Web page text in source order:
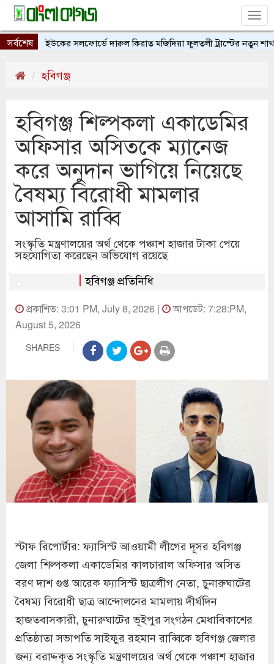
সর্বশেষইউকের সলফোর্ডে দারুল কিরাত মজিদিয়া ফুলতলী ট্রাস্টের নতুন শাখার
হবিগঞ্জ
হবিগঞ্জ শিল্পকলা একাডেমির
অফিসার অসিতকে ম্যানেজ
করে অনুদান ভাগিয়ে নিয়েছে
বৈষম্য বিরোধী মামলার
আসামি রাব্বি
সংস্কৃতি মন্ত্রণালয়ের অর্থ থেকে পঞ্চাশ হাজার টাকা পেয়ে
সহযোগিতা করেছেন অভিযোগ রয়েছে
হবিগঞ্জ প্রতিনিধি
প্রকাশিত: 3:01 PM, July 8, 2026 |
আপডেট: 7:28:PM,
August 5, 2026
SHARES
স্টাফ রিপোর্টার: ফ্যাসিস্ট আওয়ামী লীগের দূসর হবিগঞ্জ
জেলা শিল্পকলা একাডেমির কালচারাল অফিসার অসিত
বরণ দাশ গুপ্ত আরেক ফ্যাসিস্ট ছাত্রলীগ নেতা, চুনারুঘাটের
বৈষম্য বিরোধী ছাত্র আন্দোলনের মামলায় দীর্ঘদিন
হাজতবাসকারী, চুনারুঘাটের ভূইপুর সংগঠন মেধাবিকাশের
প্রতিষ্ঠাতা সভাপতি সাইফুর রহমান রাব্বিকে হবিগঞ্জ জেলার
জন্য বরাদ্দকৃত সংস্কৃতি মন্ত্রণালয়ের অর্থ থেকে পঞ্চাশ হাজার